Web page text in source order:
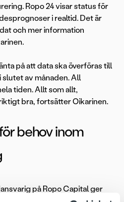
Ropo 24 visar status för
i realtid. Det är
och mer information
på att data ska överföras till
av månaden. All
tiden. Allt som allt,
bra, fortsätter Oikarinen.
behov inom
på Ropo Capital ger